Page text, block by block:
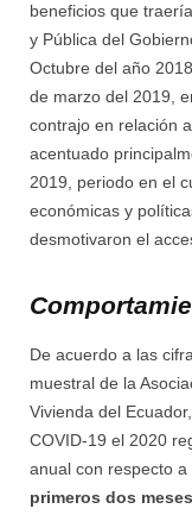
beneficios que
y Pública del
Octubre del año
de marzo del 2019,
contrajo en relación
acentuado
2019, periodo en el
económicas y
desmotivaron el
De acuerdo a las
muestral de la
Vivienda del
COVID-19 el 2020
anual con respecto
primeros dos